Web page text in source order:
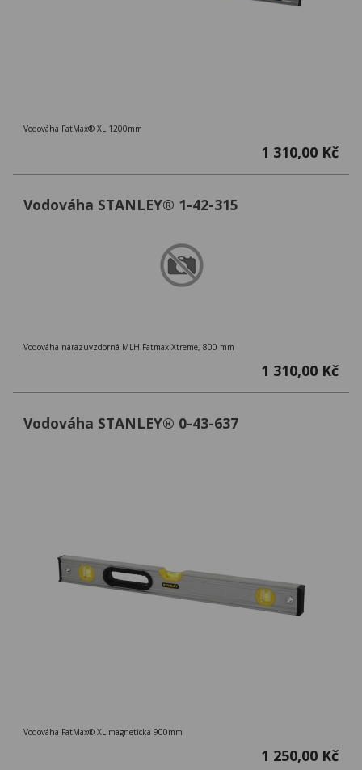
Vodováha FatMax® XL 1200mm
1 310,00 Kč
Vodováha STANLEY® 1-42-315
Vodováha nárazuvzdorná MLH Fatmax Xtreme, 800 mm
1 310,00 Kč
Vodováha STANLEY® 0-43-637
Vodováha FatMax® XL magnetická 900mm
1 250,00 Kč